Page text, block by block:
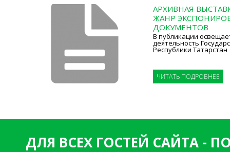
АРХИВНАЯ
ЖАНР
ДОКУМЕНТОВ
В публикации
деятельность
Республики Татарстан
ЧИТАТЬ ПОДРОБНЕЕ
ДЛЯ ВСЕХ ГОСТЕЙ САЙТА -